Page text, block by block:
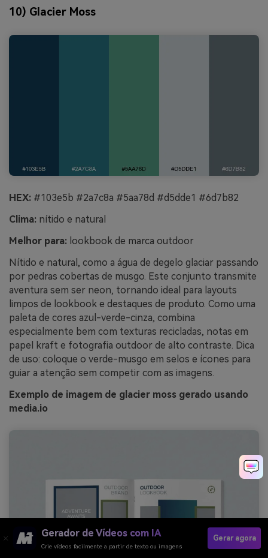
10) Glacier Moss
HEX: #103e5b #2a7c8a #5aa78d #d5dde1 #6d7b82
Clima: nítido e natural
Melhor para: lookbook de marca outdoor
Nítido e natural, como a água de degelo glaciar passando
por pedras cobertas de musgo. Este conjunto transmite
aventura sem ser neon, tornando ideal para layouts
limpos de lookbook e destaques de produto. Como uma
paleta de cores azul-verde-cinza, combina
especialmente bem com texturas recicladas, notas em
papel kraft e fotografia outdoor de alto contraste. Dica
de uso: coloque o verde-musgo em selos e ícones para
guiar a atenção sem competir com as imagens.
Exemplo de imagem de glacier moss gerado usando
media.io
Gerador de Vídeos com IA
Crie vídeos facilmente a partir de texto ou imagens
Gerar agora